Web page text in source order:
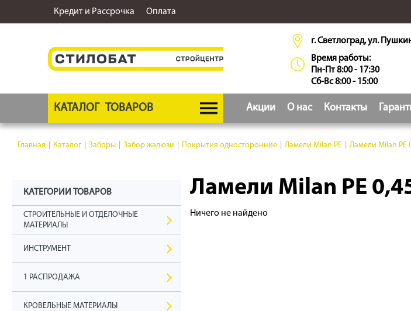
Кредит и Рассрочка Оплата
г. Светлоград, ул.
Время работы:
Пн-Пт 8:00 - 17:30
Сб-Вс 8:00 - 15:00
КАТАЛОГ ТОВАРОВ Акции О нас Контакты
Главная Каталог Заборы Забор жалюзи Покрытия односторонние Ламели Milan PE Ламели Milan PE
КАТЕГОРИИ ТОВАРОВ
СТРОИТЕЛЬНЫЕ И ОТДЕЛОЧНЫЕ
МАТЕРИАЛЫ
ИНСТРУМЕНТ
1 РАСПРОДАЖА
КРОВЕЛЬНЫЕ МАТЕРИАЛЫ
Ламели Milan PE
Ничего не найдено